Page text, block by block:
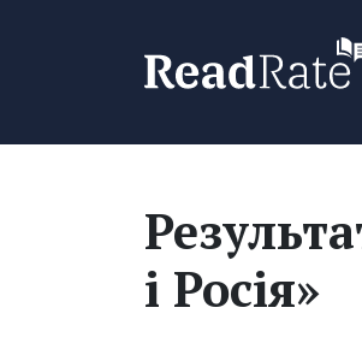
і Росія»